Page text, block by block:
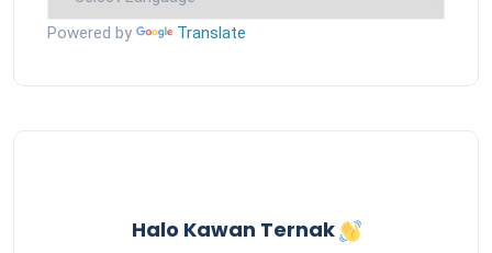
Powered by Translate
Halo Kawan Ternak